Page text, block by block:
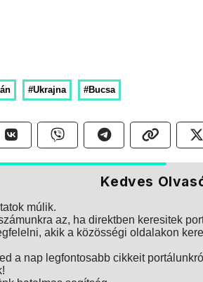
#Ukrajna #Bucsa
Kedves
múlik.
az, ha direktben keresitek
akik a közösségi oldalakon
a nap legfontosabb cikkeit